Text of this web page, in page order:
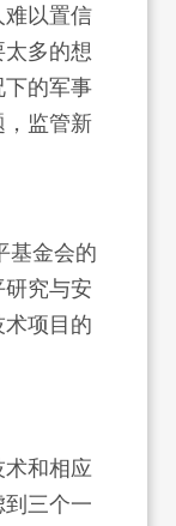
难以置信
多的想
下的军事
，监管新
基金会的
究与安
项目的
和相应
三个一